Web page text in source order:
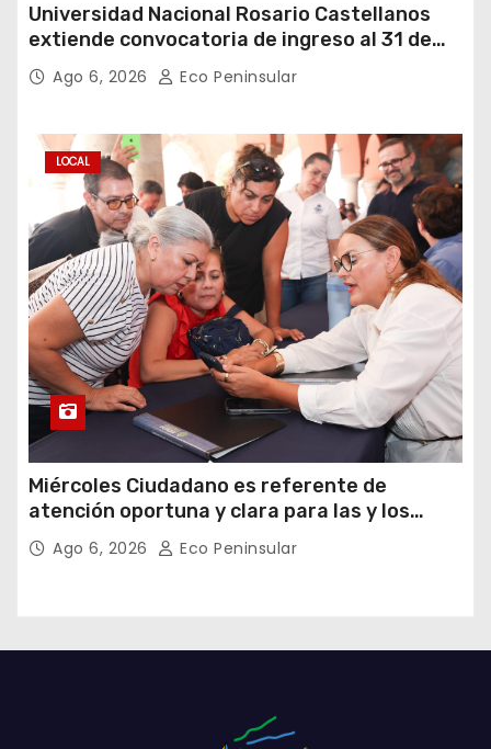
Universidad Nacional Rosario Castellanos
extiende convocatoria de ingreso al 31 de
agosto
Ago 6, 2026 Eco Peninsular
LOCAL
Miércoles Ciudadano es referente de
atención oportuna y clara para las y los
meridanos; Cecilia Patrón
Ago 6, 2026 Eco Peninsular